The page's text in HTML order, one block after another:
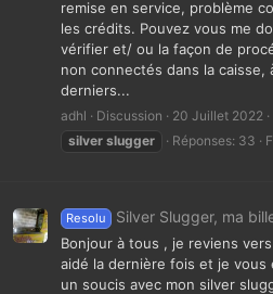
remise en service, problème
les crédits. Pouvez vous me
vérifier et/ ou la façon de
non connectés dans la
derniers...
adhl Discussion 20 Juillet 2022
silver slugger Réponses: 33
Resolu Silver Slugger, ma
Bonjour à tous , je reviens
aidé la dernière fois et je vous
un soucis avec mon silver